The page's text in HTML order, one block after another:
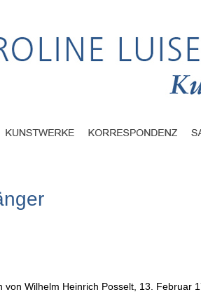
von Wilhelm Heinrich Posselt, 13. Februar